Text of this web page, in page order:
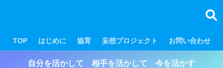
TOP はじめに 協育 妄想プロジェクト お問い合わせ
自分を活かして 相手を活かして 今を活かす